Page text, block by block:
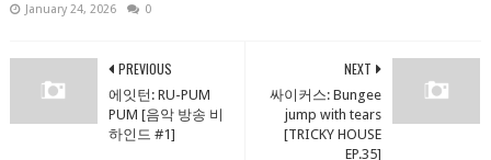
January 24, 2026 0
NEXT
싸이커스: Bungee
jump with tears
[TRICKY HOUSE
EP.35]
PREVIOUS
에잇턴: RU-PUM
PUM [음악 방송 비
하인드 #1]